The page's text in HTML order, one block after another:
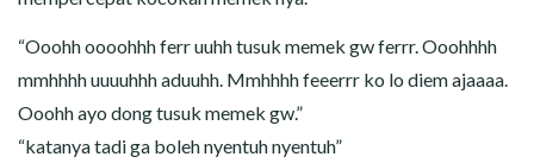
“Ooohh oooohhh ferr uuhh tusuk memek gw ferrr. Ooohhhh
mmhhhh uuuuhhh aduuhh. Mmhhhh feeerrr ko lo diem ajaaaa.
Ooohh ayo dong tusuk memek gw.”
“katanya tadi ga boleh nyentuh nyentuh”